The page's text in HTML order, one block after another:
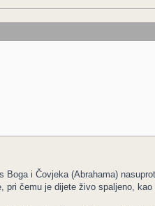
i Čovjeka (Abrahama)
pri čemu je dijete živo spaljeno,